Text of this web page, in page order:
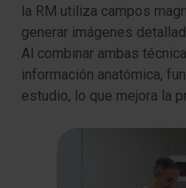
la RM utiliza campos
generar imágenes
Al combinar ambas
información anatómica,
estudio, lo que mejora la